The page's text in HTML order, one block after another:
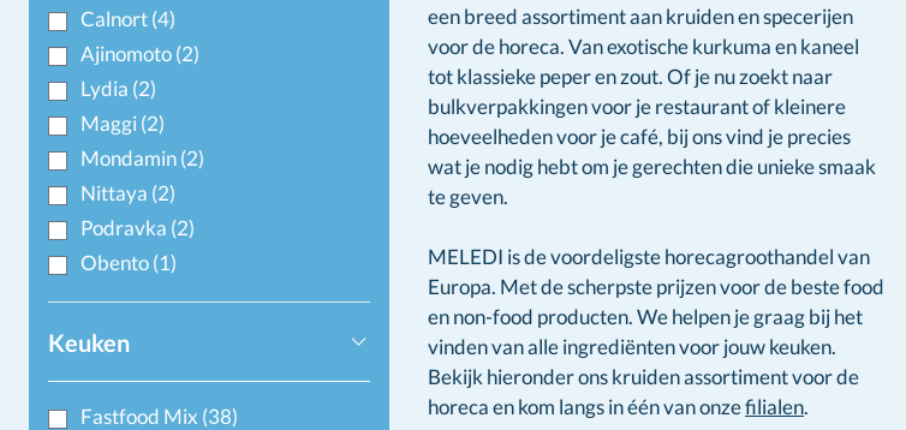
Calnort(4)
Ajinomoto(2)
Lydia (2)
Maggi(2)
Mondamin(2)
Nittaya (2)
Podravka (2)
Obento(1)
Keuken
Fastfood Mix (38)
een breed assortiment aan kruiden en specerijen
voor de horeca. Van exotische kurkuma en kaneel
tot klassieke peper en zout. Of je nu zoekt naar
bulkverpakkingen voor je restaurant of kleinere
hoeveelheden voor je café, bij ons vind je precies
wat je nodig hebt om je gerechten die unieke smaak
te geven.
MELEDI is de voordeligste horecagroothandel van
Europa. Met de scherpste prijzen voor de beste food
en non-food producten. We helpen je graag bij het
vinden van alle ingrediënten voor jouw keuken.
Bekijk hieronder ons kruiden assortiment voor de
horeca en kom langs in één van onzefilialen.